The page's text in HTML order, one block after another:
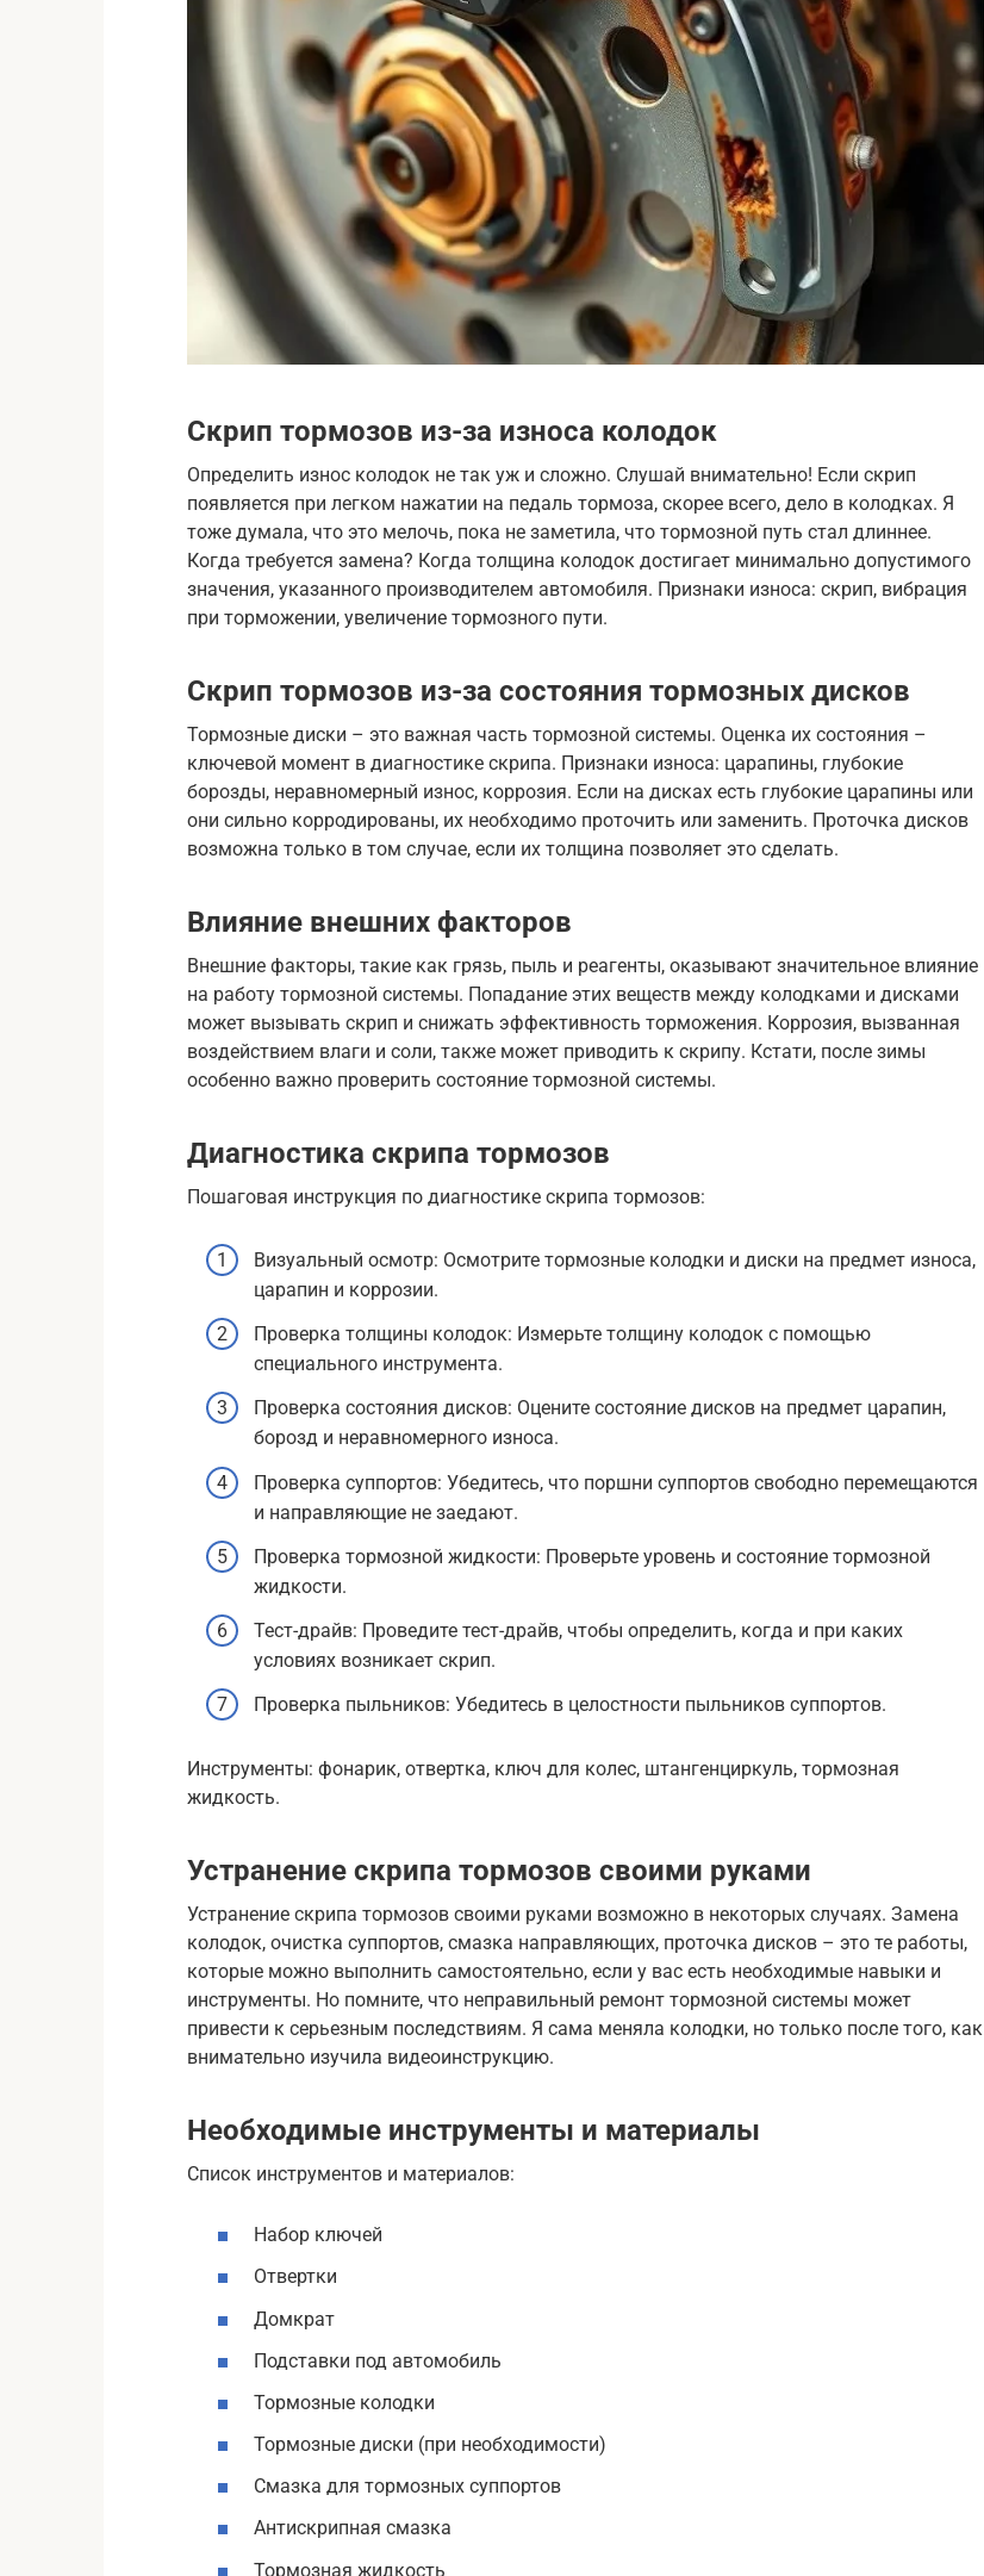
Скрип тормозов из-за износа колодок
Определить износ колодок не так уж и сложно. Слушай внимательно! Если скрип
появляется при легком нажатии на педаль тормоза, скорее всего, дело в колодках. Я
тоже думала, что это мелочь, пока не заметила, что тормозной путь стал длиннее.
Когда требуется замена? Когда толщина колодок достигает минимально допустимого
значения, указанного производителем автомобиля. Признаки износа: скрип, вибрация
при торможении, увеличение тормозного пути.
Скрип тормозов из-за состояния тормозных дисков
Тормозные диски – это важная часть тормозной системы. Оценка их состояния –
ключевой момент в диагностике скрипа. Признаки износа: царапины, глубокие
борозды, неравномерный износ, коррозия. Если на дисках есть глубокие царапины или
они сильно корродированы, их необходимо проточить или заменить. Проточка дисков
возможна только в том случае, если их толщина позволяет это сделать.
Влияние внешних факторов
Внешние факторы, такие как грязь, пыль и реагенты, оказывают значительное влияние
на работу тормозной системы. Попадание этих веществ между колодками и дисками
может вызывать скрип и снижать эффективность торможения. Коррозия, вызванная
воздействием влаги и соли, также может приводить к скрипу. Кстати, после зимы
особенно важно проверить состояние тормозной системы.
Диагностика скрипа тормозов
Пошаговая инструкция по диагностике скрипа тормозов:
Визуальный осмотр: Осмотрите тормозные колодки и диски на предмет износа,
царапин и коррозии.
Проверка толщины колодок: Измерьте толщину колодок с помощью
специального инструмента.
Проверка состояния дисков: Оцените состояние дисков на предмет царапин,
борозд и неравномерного износа.
Проверка суппортов: Убедитесь, что поршни суппортов свободно перемещаются
и направляющие не заедают.
Проверка тормозной жидкости: Проверьте уровень и состояние тормозной
жидкости.
Тест-драйв: Проведите тест-драйв, чтобы определить, когда и при каких
условиях возникает скрип.
Проверка пыльников: Убедитесь в целостности пыльников суппортов.
Инструменты: фонарик, отвертка, ключ для колес, штангенциркуль, тормозная
жидкость.
Устранение скрипа тормозов своими руками
Устранение скрипа тормозов своими руками возможно в некоторых случаях. Замена
колодок, очистка суппортов, смазка направляющих, проточка дисков – это те работы,
которые можно выполнить самостоятельно, если у вас есть необходимые навыки и
инструменты. Но помните, что неправильный ремонт тормозной системы может
привести к серьезным последствиям. Я сама меняла колодки, но только после того, как
внимательно изучила видеоинструкцию.
Необходимые инструменты и материалы
Список инструментов и материалов:
Набор ключей
Отвертки
Домкрат
Подставки под автомобиль
Тормозные колодки
Тормозные диски (при необходимости)
Смазка для тормозных суппортов
Антискрипная смазка
Тормозная жидкость